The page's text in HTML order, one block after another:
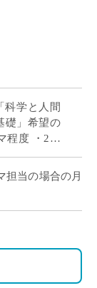
科学と人間
礎」希望の
程度 ・2学
担当の場合の月